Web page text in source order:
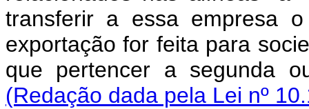
transferir a essa empresa
exportação for feita para
que pertencer a segunda
(Redação dada pela Lei nº